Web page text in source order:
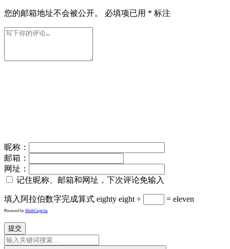
您的邮箱地址不会被公开。 必填项已用 * 标注
昵称：
邮箱：
网址：
记住昵称、邮箱和网址，下次评论免输入
填入阿拉伯数字完成算式 eighty eight ÷ = eleven
Powered by MathCaptcha
提交